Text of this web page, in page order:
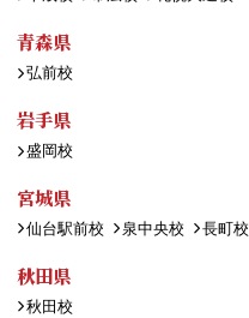
青森県
弘前校
岩手県
盛岡校
宮城県
仙台駅前校 泉中央校 長町校
秋田県
秋田校